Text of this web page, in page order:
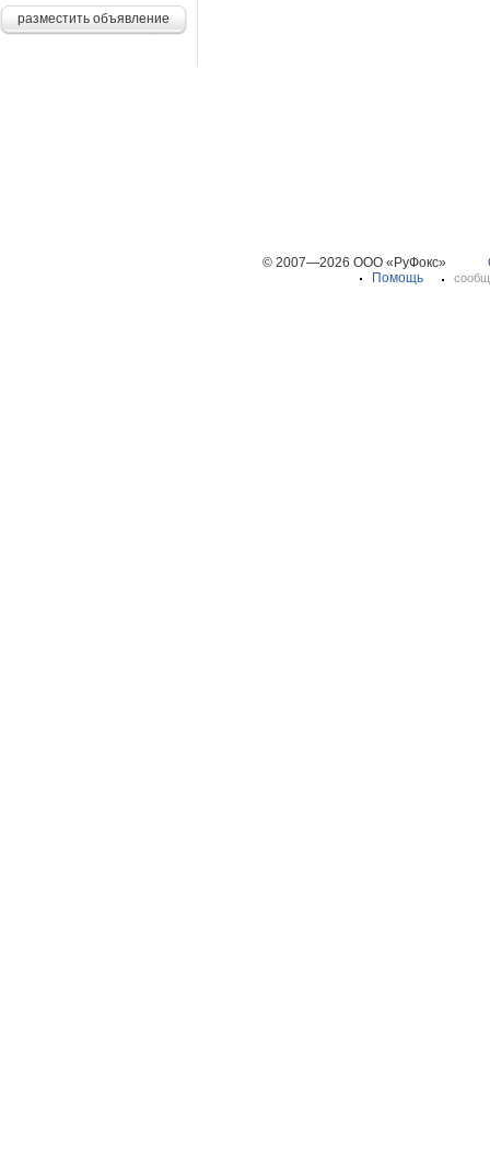
разместить объявление
© 2007—2026 ООО «РуФокс»
Помощь